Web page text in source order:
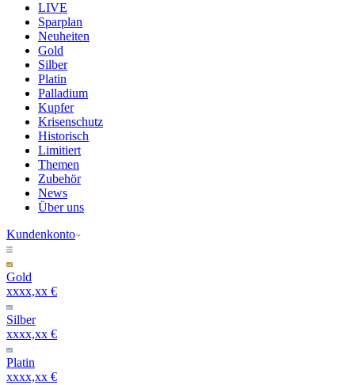
LIVE
Sparplan
Neuheiten
Gold
Silber
Platin
Palladium
Kupfer
Krisenschutz
Historisch
Limitiert
Themen
Zubehör
News
Über uns
Kundenkonto
Gold
xxxx,xx €
Silber
xxxx,xx €
Platin
xxxx,xx €